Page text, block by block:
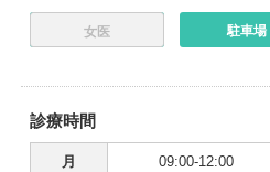
女医 駐車場
診療時間
月 09:00-12:00